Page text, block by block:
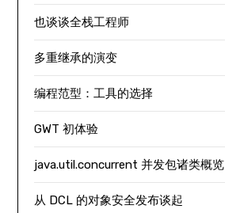
也谈谈全栈工程师
多重继承的演变
编程范型：工具的选择
GWT 初体验
java.util.concurrent 并发包诸类概览
从 DCL 的对象安全发布谈起